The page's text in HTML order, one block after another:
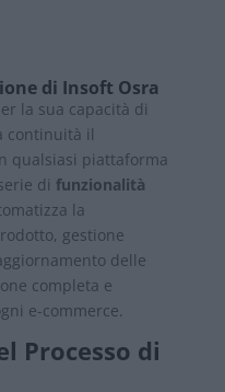
di Insoft Osra
la sua capacità di
continuità il
qualsiasi piattaforma
di funzionalità
la
gestione
delle
completa e
e-commerce.
Processo di